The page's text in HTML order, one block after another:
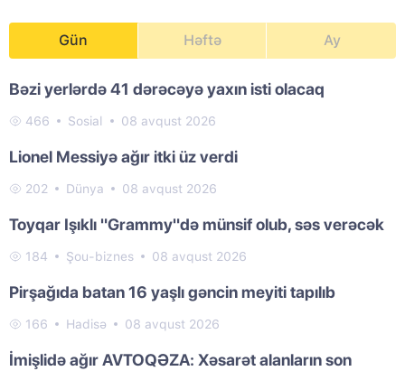
Gün Həftə Ay
Bəzi yerlərdə 41 dərəcəyə yaxın isti olacaq
466 Sosial 08 avqust 2026
Lionel Messiyə ağır itki üz verdi
202 Dünya 08 avqust 2026
Toyqar Işıklı "Grammy"də münsif olub, səs verəcək
184 Şou-biznes 08 avqust 2026
Pirşağıda batan 16 yaşlı gəncin meyiti tapılıb
166 Hadisə 08 avqust 2026
İmişlidə ağır AVTOQƏZA: Xəsarət alanların son